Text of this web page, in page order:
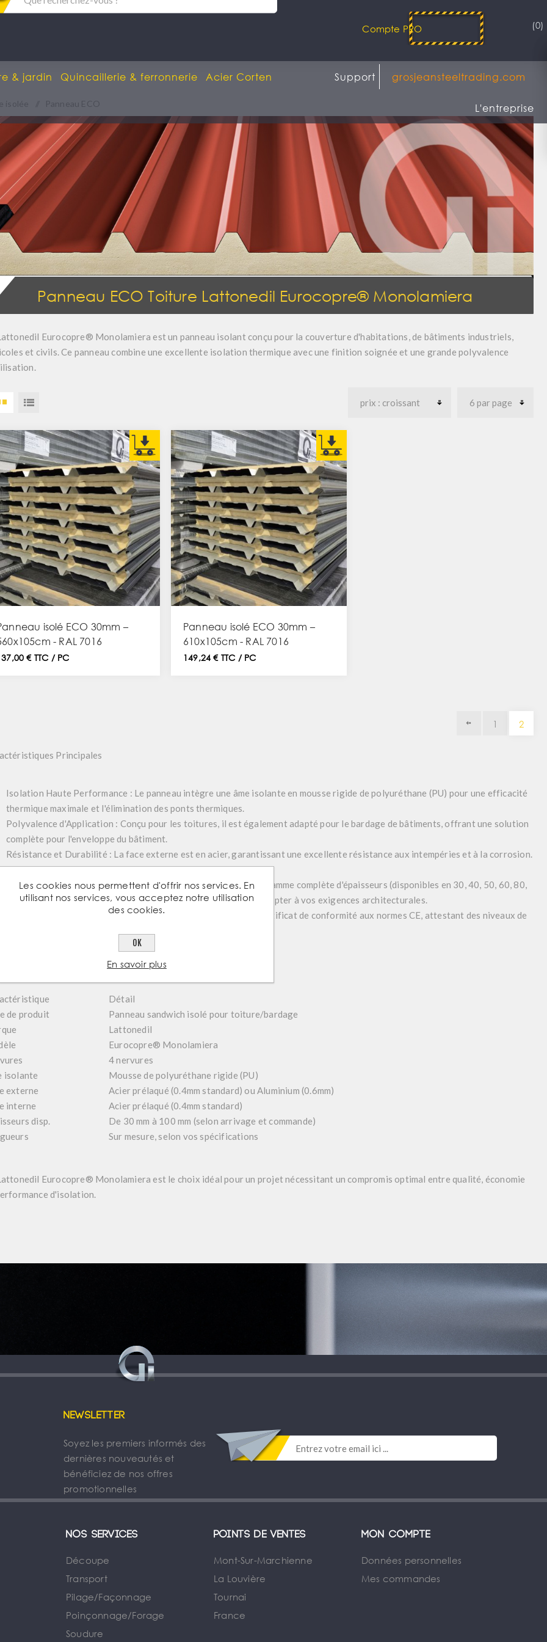
Compte PRO (0)
& jardin Quincaillerie & ferronnerie Acier Corten grosjeansteeltrading.com
Support
L'entreprise
isolée Panneau ECO
Panneau ECO Toiture Lattonedil Eurocopre® Monolamiera
Eurocopre® Monolamiera est un panneau isolant conçu pour la couverture d'habitations, de bâtiments industriels,
et civils. Ce panneau combine une excellente isolation thermique avec une finition soignée et une grande polyvalence
isolé ECO 30mm –
- RAL 7016
€ TTC / PC
Panneau isolé ECO 30mm –
610x105cm - RAL 7016
149,24 € TTC / PC
1 2
Principales
Isolation Haute Performance : Le panneau intègre une âme isolante en mousse rigide de polyuréthane (PU) pour une efficacité
thermique maximale et l'élimination des ponts thermiques.
Polyvalence d'Application : Conçu pour les toitures, il est également adapté pour le bardage de bâtiments, offrant une solution
complète pour l'enveloppe du bâtiment.
Résistance et Durabilité : La face externe est en acier, garantissant une excellente résistance aux intempéries et à la corrosion.
La face interne est protégée par une feuille d'aluminium.
Finitions Sur-Mesure :Lattonedil propose ce produit dans une gamme complète d'épaisseurs (disponibles en 30, 40, 50, 60, 80,
100 mm selon le modèle spécifique) et de revêtements pour s'adapter à vos exigences architecturales.
Chaque panneau est accompagné d'un certificat de conformité aux normes CE, attestant des niveaux de
Détail
de produit
Panneau sandwich isolé pour toiture/bardage
Lattonedil
Eurocopre® Monolamiera
4 nervures
isolante
Mousse de polyuréthane rigide (PU)
externe
Acier prélaqué (0.4mm standard) ou Aluminium (0.6mm)
interne
Acier prélaqué (0.4mm standard)
disp.
De 30 mm à 100 mm (selon arrivage et commande)
Sur mesure, selon vos spécifications
Eurocopre® Monolamiera est le choix idéal pour un projet nécessitant un compromis optimal entre qualité, économie
d'isolation.
Newsletter
Soyez les premiers informés des
dernières nouveautés et
bénéficiez de nos offres
promotionnelles
Nos services
Découpe
Transport
Pilage/Façonnage
Poinçonnage/Forage
Soudure
Points de ventes
Mont-Sur-Marchienne
La Louvière
Tournai
France
Mon compte
Données personnelles
Mes commandes
Les cookies nous permettent d'offrir nos services. En
utilisant nos services, vous acceptez notre utilisation
des cookies.
OK
En savoir plus